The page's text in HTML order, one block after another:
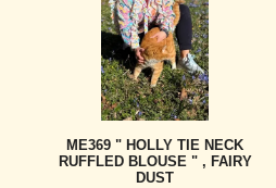
ME369 " HOLLY TIE NECK
RUFFLED BLOUSE " , FAIRY
DUST